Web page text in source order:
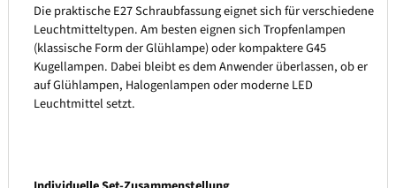
Die praktische E27 Schraubfassung eignet sich für verschiedene
Leuchtmitteltypen. Am besten eignen sich Tropfenlampen
(klassische Form der Glühlampe) oder kompaktere G45
Kugellampen. Dabei bleibt es dem Anwender überlassen, ob er
auf Glühlampen, Halogenlampen oder moderne LED
Leuchtmittel setzt.